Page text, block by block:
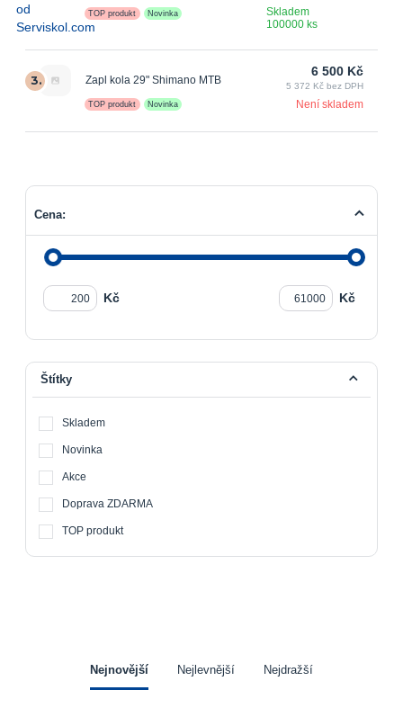
Skladem
100000 ks
TOP produkt Novinka
3. Zapl kola 29" Shimano MTB
Není skladem
TOP produkt Novinka
6 500 Kč
5 372 Kč bez DPH
Cena:
Kč Kč
Štítky
Skladem
Novinka
Akce
Doprava ZDARMA
TOP produkt
Nejnovější Nejlevnější Nejdražší